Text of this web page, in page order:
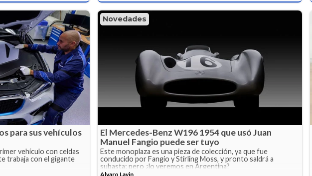
para sus vehículos
vehículo con celdas
trabaja con el gigante
Novedades
El Mercedes-Benz W196 1954 que usó Juan
Manuel Fangio puede ser tuyo
Este monoplaza es una pieza de colección, ya que fue
conducido por Fangio y Stirling Moss, y pronto saldrá a
subasta; pero ¿lo veremos en Argentina?
Alvaro Lavin